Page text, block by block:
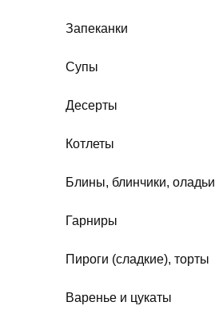
Запеканки
Супы
Десерты
Котлеты
Блины, блинчики, оладьи
Гарниры
Пироги (сладкие), торты
Варенье и цукаты